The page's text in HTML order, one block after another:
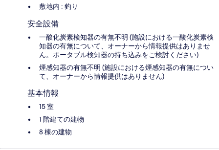
敷地内 : 釣り
安全設備
一酸化炭素検知器の有無不明 (施設における一酸化炭素検
知器の有無について、オーナーから情報提供はありませ
ん。ポータブル検知器の持ち込みをご検討ください)
煙感知器の有無不明 (施設における煙感知器の有無につい
て、オーナーから情報提供はありません)
基本情報
15 室
1 階建ての建物
8 棟の建物